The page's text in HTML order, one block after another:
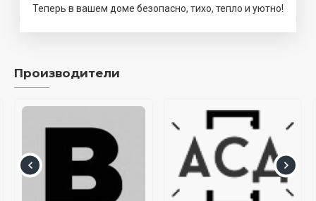
Теперь в вашем доме безопасно, тихо, тепло и уютно!
Производители